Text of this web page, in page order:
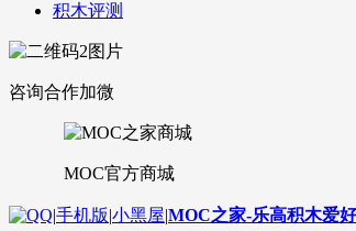
积木评测
咨询合作加微
MOC官方商城
|手机版|小黑屋|MOC之家-乐高积木爱